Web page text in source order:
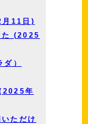
月11日)
た (2025
）
年
ただけ